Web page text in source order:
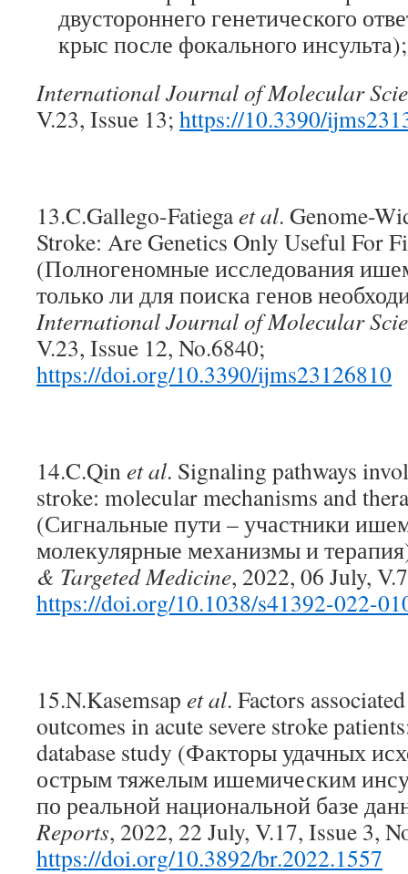
двустороннего генетического
крыс после фокального инсульта);
International Journal of Molecular
V.23, Issue 13; https://10.3390/
13.C.Gallego-Fatiegaet al. Genome-
Stroke: Are Genetics Only Useful For
(Полногеномные исследования
только ли для поиска генов
InternationalJournalofMolecular
V.23, Issue 12, No.6840;
https://doi.org/10.3390/ijms23126810
14.C.Qinet al. Signaling pathways
stroke: molecular mechanisms and
(Сигнальные пути – участники
молекулярные механизмы и
& Targeted Medicine, 2022, 06 July,
https://doi.org/10.1038/s41392-022-
15.N.Kasemsap et al. Factors
outcomes in acute severe stroke
database study (Факторы удачных
острым тяжелым ишемическим
по реальной национальной базе
Reports, 2022, 22 July, V.17, Issue 3,
https://doi.org/10.3892/br.2022.1557